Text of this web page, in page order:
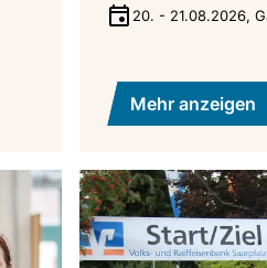
20. - 21.08.2026,
Mehr anzeigen